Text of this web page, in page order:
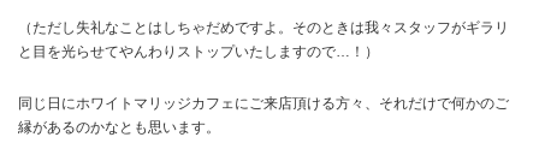
（ただし失礼なことはしちゃだめですよ。そのときは我々スタッフがギラリ
と目を光らせてやんわりストップいたしますので…！）
同じ日にホワイトマリッジカフェにご来店頂ける方々、それだけで何かのご
縁があるのかなとも思います。